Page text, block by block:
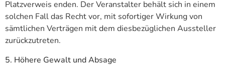
Platzverweis enden. Der Veranstalter behält sich in einem
solchen Fall das Recht vor, mit sofortiger Wirkung von
sämtlichen Verträgen mit dem diesbezüglichen Aussteller
zurückzutreten.
5. Höhere Gewalt und Absage